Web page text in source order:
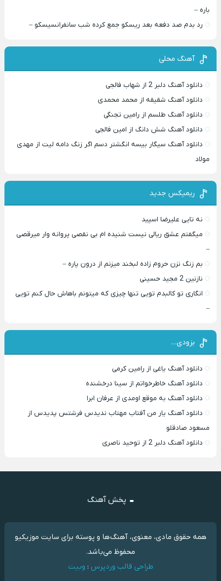
باره –
رد بدم صد دفعه بعد ریسکو جمع کرده شب سانفرانسیسکو –
آهنگ محلی
دانلود آهنگ دلبر 2 از شهاب فالجی
دانلود آهنگ شقیقه از محمد محمدی
دانلود آهنگ طلسم از رامین تجنگی
دانلود آهنگ شش دانگ از امین فالجی
دانلود آهنگ سیگار بیسه انگشتر دسم اگر زنگ دامه لیت از مهدی
مولاد
ریمیکس جدید
نه تایی علیرضا اسپید
میگفتم عشق ریالی نیست شنیده ام بی نقصی پروانه وار میرقصی
–
بم زنگ نزن حروم زاده لبخند میزنم از درون پاره –
نازنین 2 مجید حسینی
انگاری تو کالبدم تویی تنها چیزی که میتونم باهاش حال کنم تویی
–
بزودی…
دانلود آهنگ یاغی از رامین کرمی
دانلود آهنگ خاطرخواتم از سینا درخشنده
دانلود آهنگ به موقع اومدی از عرفان ابرا
دانلود آهنگ یار من آفتاب مهتاب ندیدس فرشتس پدیدس از
مسعود صادقلو
دانلود آهنگ دلبر 2 از توحید ناصری
پخش آهنگ
همه حقوق مادی، معنوی، آهنگ‌ها و پوسته برای سایت موزیکیو
محفوظ می‌باشد.
طراحی قالب وردپرس : وبیت